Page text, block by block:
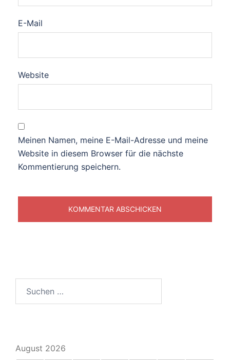
E-Mail
Website
Meinen Namen, meine E-Mail-Adresse und meine
Website in diesem Browser für die nächste
Kommentierung speichern.
nach:
August 2026